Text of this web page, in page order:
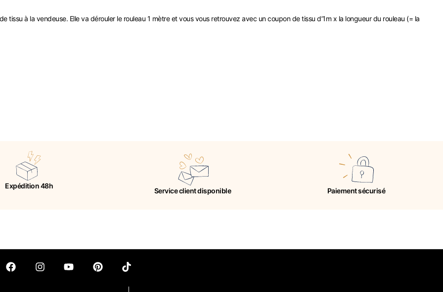
tissu à la vendeuse. Elle va dérouler le rouleau 1 mètre et vous vous retrouvez avec un coupon de tissu d’1m x la longueur du rouleau (= la
Expédition 48h
Service client disponible Paiement sécurisé